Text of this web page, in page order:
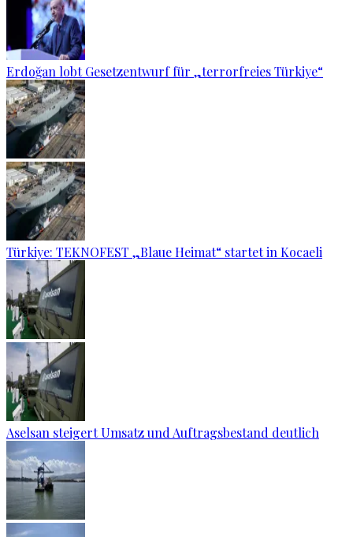
Erdoğan lobt Gesetzentwurf für „terrorfreies Türkiye“
Türkiye: TEKNOFEST „Blaue Heimat“ startet in Kocaeli
Aselsan steigert Umsatz und Auftragsbestand deutlich